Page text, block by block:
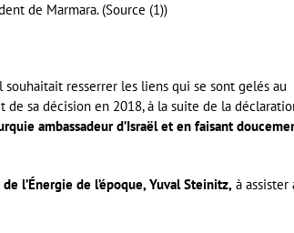
de Marmara. (Source (1))
souhaitait resserrer les liens qui se sont gelés au
sa décision en 2018, à la suite de la
ambassadeur d’Israël et en faisant
l’Énergie de l’époque, Yuval Steinitz, à assister